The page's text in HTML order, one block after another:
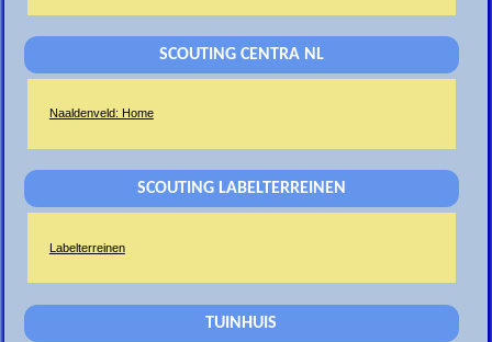
SCOUTING CENTRA NL
Naaldenveld: Home
SCOUTING LABELTERREINEN
Labelterreinen
TUINHUIS